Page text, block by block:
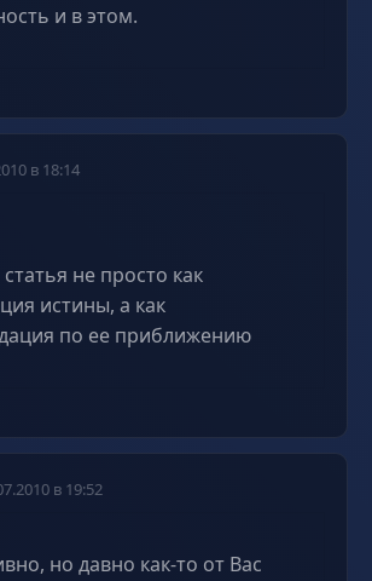
и в этом.
в 18:14
не просто как
истины, а как
по ее приближению
в 19:52
но давно как-то от Вас